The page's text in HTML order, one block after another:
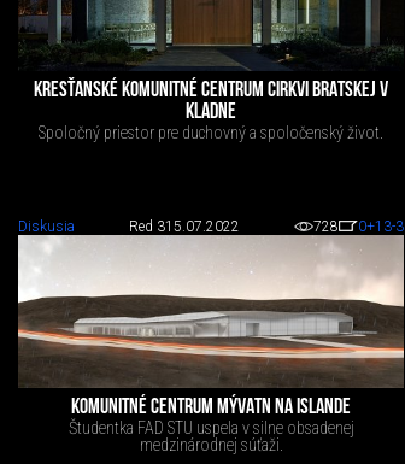
KRESŤANSKÉ KOMUNITNÉ CENTRUM CIRKVI BRATSKEJ V
KLADNE
Spoločný priestor pre duchovný a spoločenský život.
Diskusia Red 315.07.2022 728 0+13-3
KOMUNITNÉ CENTRUM MÝVATN NA ISLANDE
Študentka FAD STU uspela v silne obsadenej
medzinárodnej súťaži.